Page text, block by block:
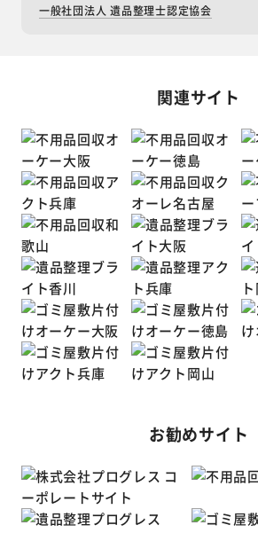
一般社団法人 遺品整理士認定協会
関連サイト
お勧めサイト